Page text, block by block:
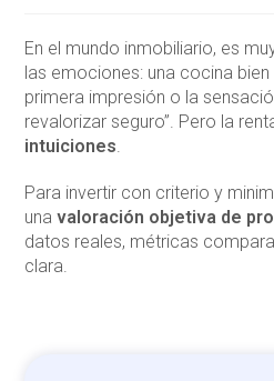
entrada:
En el mundo inmobiliario, es
las emociones: una cocina
primera impresión o la
revalorizar seguro”. Pero la
intuiciones.
Para invertir con criterio y
unavaloración objetiva de
datos reales, métricas
clara.